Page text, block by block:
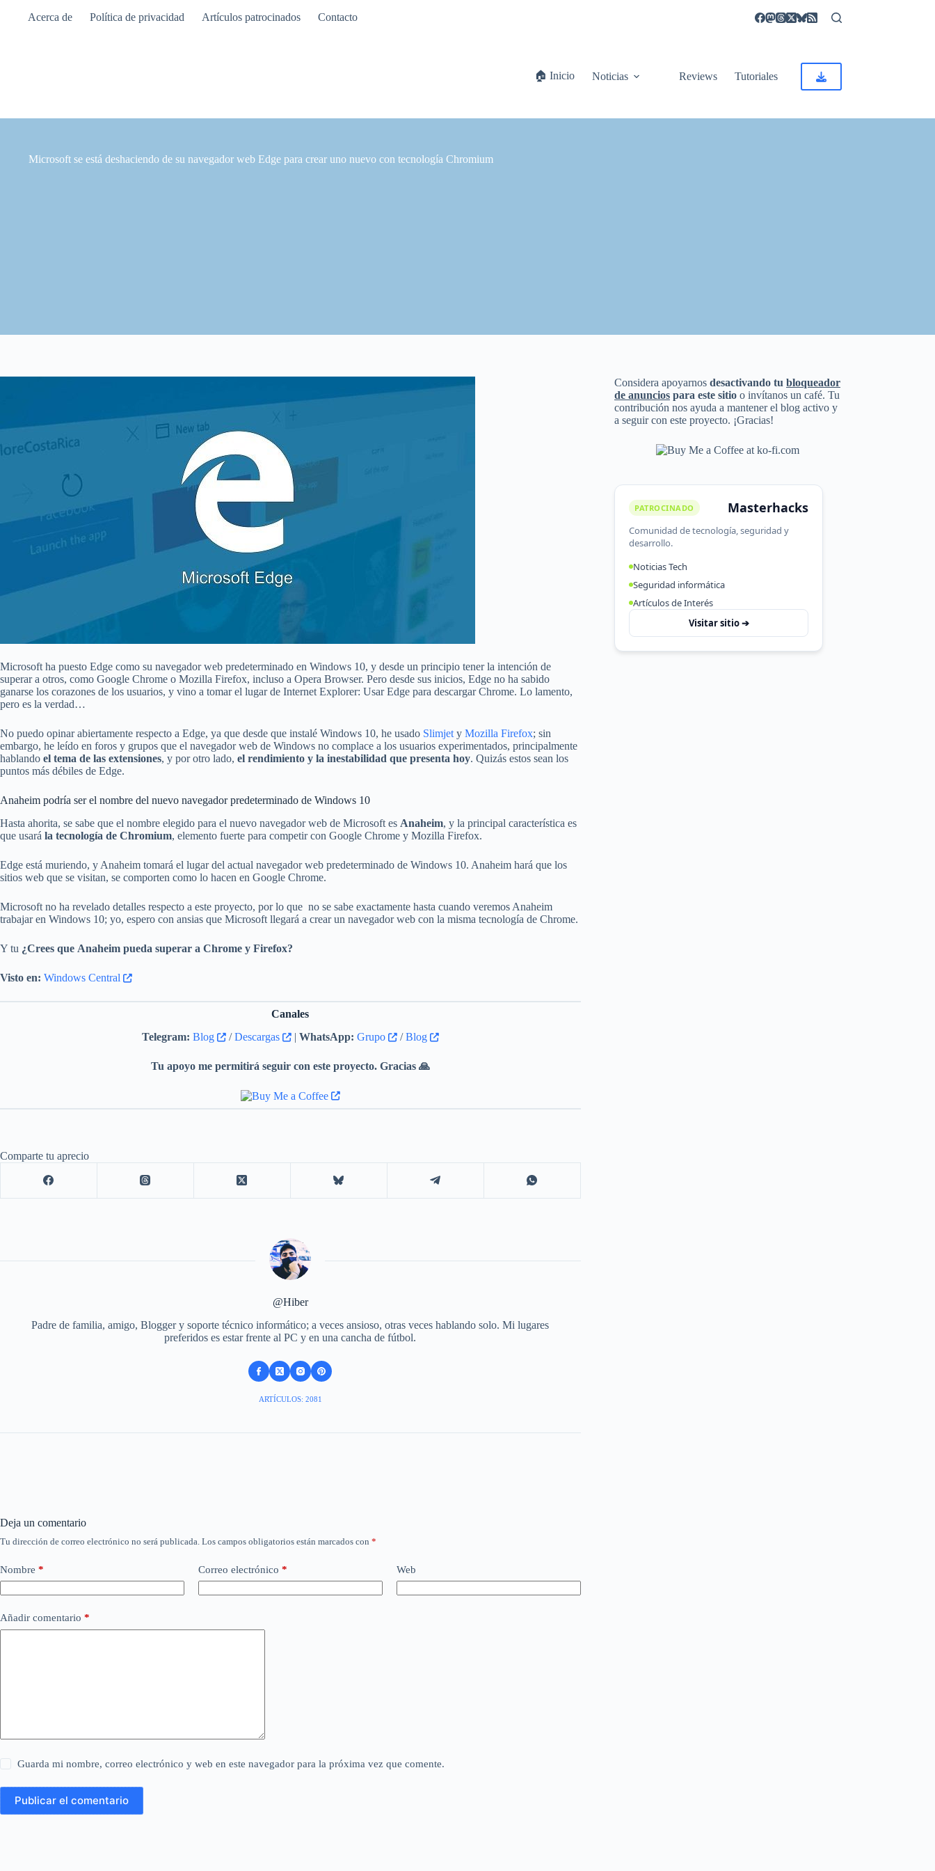
Acerca de Política de privacidad Artículos patrocinados Contacto
🏠 Inicio Noticias Reviews Tutoriales
Microsoft se está deshaciendo de su navegador web Edge para crear uno nuevo con tecnología Chromium
Microsoft ha puesto Edge como su navegador web predeterminado en Windows 10, y desde un principio tener la intención de
superar a otros, como Google Chrome o Mozilla Firefox, incluso a Opera Browser. Pero desde sus inicios, Edge no ha sabido
ganarse los corazones de los usuarios, y vino a tomar el lugar de Internet Explorer: Usar Edge para descargar Chrome. Lo lamento,
pero es la verdad…
No puedo opinar abiertamente respecto a Edge, ya que desde que instalé Windows 10, he usado Slimjet y Mozilla Firefox; sin
embargo, he leído en foros y grupos que el navegador web de Windows no complace a los usuarios experimentados, principalmente
hablando el tema de las extensiones, y por otro lado, el rendimiento y la inestabilidad que presenta hoy. Quizás estos sean los
puntos más débiles de Edge.
Anaheim podría ser el nombre del nuevo navegador predeterminado de Windows 10
Hasta ahorita, se sabe que el nombre elegido para el nuevo navegador web de Microsoft es Anaheim, y la principal característica es
que usará la tecnología de Chromium, elemento fuerte para competir con Google Chrome y Mozilla Firefox.
Edge está muriendo, y Anaheim tomará el lugar del actual navegador web predeterminado de Windows 10. Anaheim hará que los
sitios web que se visitan, se comporten como lo hacen en Google Chrome.
Microsoft no ha revelado detalles respecto a este proyecto, por lo que no se sabe exactamente hasta cuando veremos Anaheim
trabajar en Windows 10; yo, espero con ansias que Microsoft llegará a crear un navegador web con la misma tecnología de Chrome.
Y tu ¿Crees que Anaheim pueda superar a Chrome y Firefox?
Visto en: Windows Central
Canales
Telegram: Blog /Descargas | WhatsApp: Grupo /Blog
Tu apoyo me permitirá seguir con este proyecto. Gracias 🙏
Comparte tu aprecio
@Hiber
Padre de familia, amigo, Blogger y soporte técnico informático; a veces ansioso, otras veces hablando solo. Mi lugares
preferidos es estar frente al PC y en una cancha de fútbol.
ARTÍCULOS: 2081
Considera apoyarnosdesactivando tubloqueador
de anuncios para este sitio o invítanos un café. Tu
contribución nos ayuda a mantener el blog activo y
a seguir con este proyecto. ¡Gracias!
PATROCINADO Masterhacks
Comunidad de tecnología, seguridad y
desarrollo.
Noticias Tech
Seguridad informática
Artículos de Interés
Visitar sitio ➔
Deja un comentario
Tu dirección de correo electrónico no será publicada. Los campos obligatorios están marcados con *
Nombre * Correo electrónico * Web
Añadir comentario *
Guarda mi nombre, correo electrónico y web en este navegador para la próxima vez que comente.
Publicar el comentario